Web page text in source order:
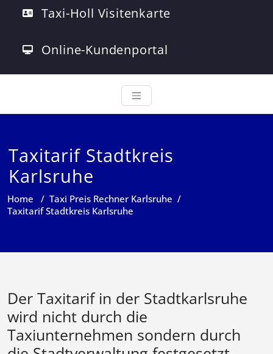
Taxi-Holl Visitenkarte
Online-Kundenportal
Taxitarif Stadtkreis
Karlsruhe
Home / Taxi Preis Rechner Karlsruhe /
Taxitarif Stadtkreis Karlsruhe
Der Taxitarif in der Stadtkarlsruhe
wird nicht durch die
Taxiunternehmen sondern durch